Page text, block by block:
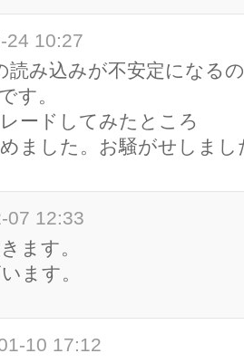
24 10:27
読み込みが不安定になる
す。
ードしてみたところ
ました。お騒がせしまし
07 12:33
ます。
ます。
10 17:12